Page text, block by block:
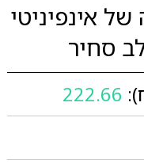
אינפיניטי
סחיר
222.66